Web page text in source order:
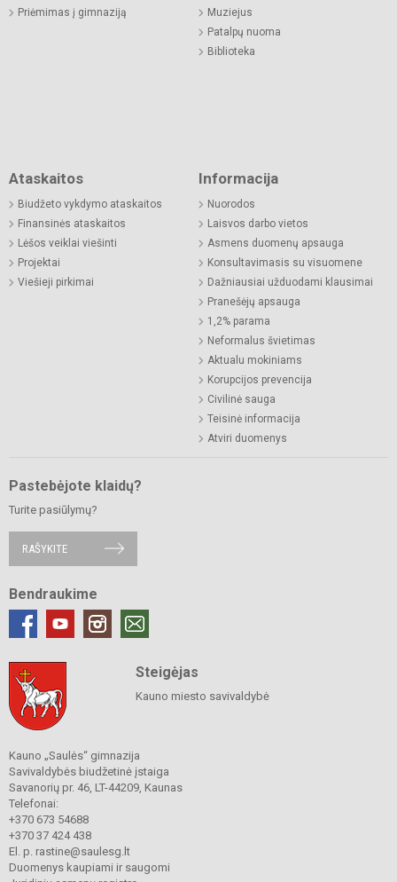
Priėmimas į gimnaziją
Muziejus
Patalpų nuoma
Biblioteka
Ataskaitos
Biudžeto vykdymo ataskaitos
Finansinės ataskaitos
Lėšos veiklai viešinti
Projektai
Viešieji pirkimai
Informacija
Nuorodos
Laisvos darbo vietos
Asmens duomenų apsauga
Konsultavimasis su visuomene
Dažniausiai užduodami klausimai
Pranešėjų apsauga
1,2% parama
Neformalus švietimas
Aktualu mokiniams
Korupcijos prevencija
Civilinė sauga
Teisinė informacija
Atviri duomenys
Pastebėjote klaidų?
Turite pasiūlymų?
RAŠYKITE
Bendraukime
Steigėjas
Kauno miesto savivaldybė
Kauno „Saulės“ gimnazija
Savivaldybės biudžetinė įstaiga
Savanorių pr. 46, LT-44209, Kaunas
Telefonai:
+370 673 54688
+370 37 424 438
El. p. rastine@saulesg.lt
Duomenys kaupiami ir saugomi